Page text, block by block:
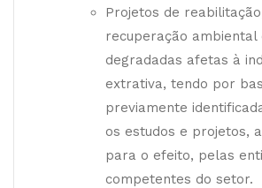
Projetos de
recuperação ambiental
degradadas afetas à
extrativa, tendo por
previamente
os estudos e projetos,
para o efeito, pelas
competentes do setor.